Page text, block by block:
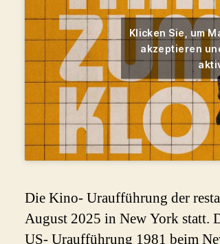
Klicken Sie, um
akzeptieren
Die Kino- Uraufführung der
August 2025 in New York statt.
US- Uraufführung 1981 beim